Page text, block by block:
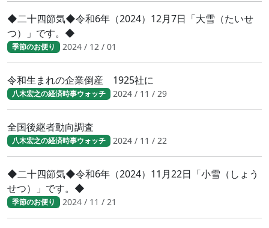
◆二十四節気◆令和6年（2024）12月7日「大雪（たいせ
つ）」です。◆
季節のお便り 2024 / 12 / 01
令和生まれの企業倒産 1925社に
八木宏之の経済時事ウォッチ 2024 / 11 / 29
全国後継者動向調査
八木宏之の経済時事ウォッチ 2024 / 11 / 22
◆二十四節気◆令和6年（2024）11月22日「小雪（しょう
せつ）」です。◆
季節のお便り 2024 / 11 / 21